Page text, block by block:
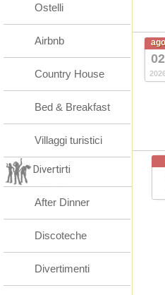
ago
02
Ostelli
Airbnb
Country House
Bed & Breakfast
Villaggi turistici
Divertirti
After Dinner
Discoteche
Divertimenti